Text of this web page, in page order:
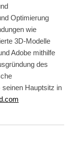
Optimierung
wie
3D-Modelle
Adobe mithilfe
des
Hauptsitz in